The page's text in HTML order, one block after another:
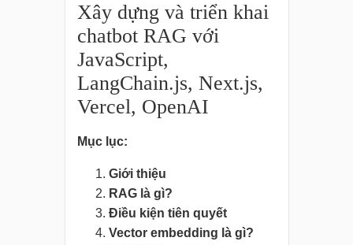
Xây dựng và triển khai
chatbot RAG với
JavaScript,
LangChain.js, Next.js,
Vercel, OpenAI
Mục lục:
Giới thiệu
RAG là gì?
Điều kiện tiên quyết
Vector embedding là gì?